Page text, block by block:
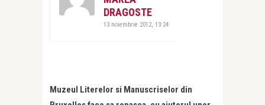
DRAGOSTE
13 noiembrie 2012, 13:24
Muzeul Literelor si Manuscriselor din